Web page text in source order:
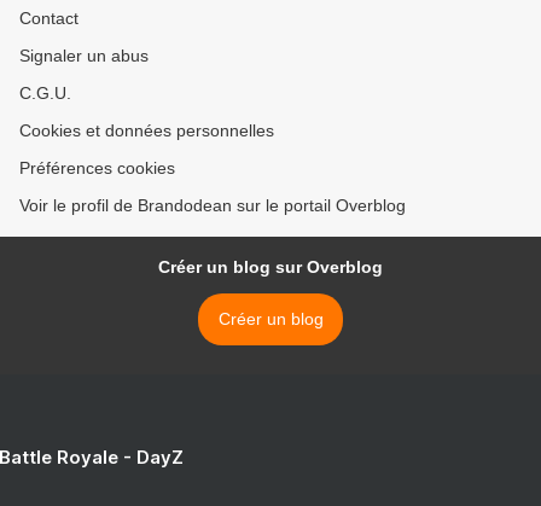
Contact
Signaler un abus
C.G.U.
Cookies et données personnelles
Préférences cookies
Voir le profil de Brandodean sur le portail Overblog
Créer un blog sur Overblog
Créer un blog
Royale - DayZ